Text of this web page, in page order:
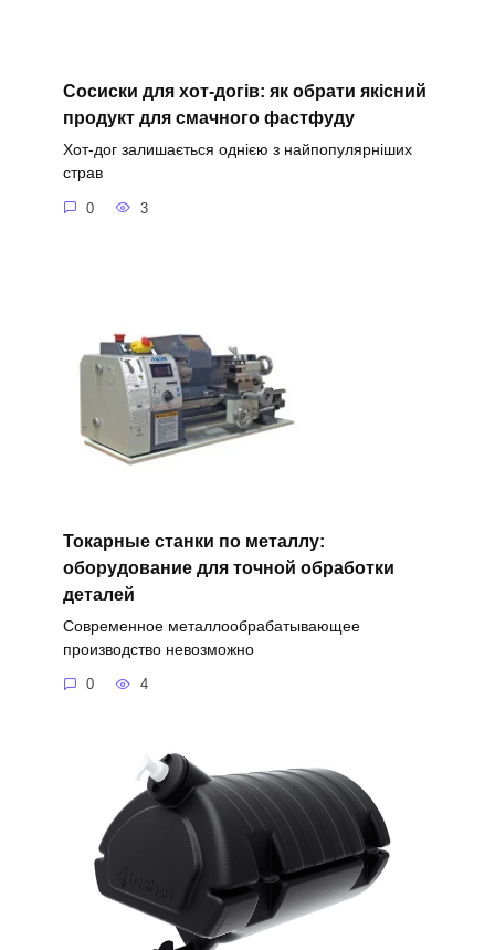
Сосиски для хот-догів: як обрати якісний
продукт для смачного фастфуду
Хот-дог залишається однією з найпопулярніших
страв
0 3
Токарные станки по металлу:
оборудование для точной обработки
деталей
Современное металлообрабатывающее
производство невозможно
0 4